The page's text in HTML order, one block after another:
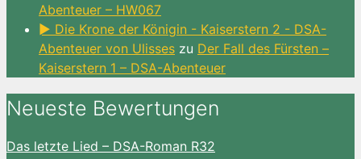
Abenteuer – HW067
► Die Krone der Königin - Kaiserstern 2 - DSA-
Abenteuer von Ulisses zu Der Fall des Fürsten –
Kaiserstern 1 – DSA-Abenteuer
Neueste Bewertungen
Das letzte Lied – DSA-Roman R32